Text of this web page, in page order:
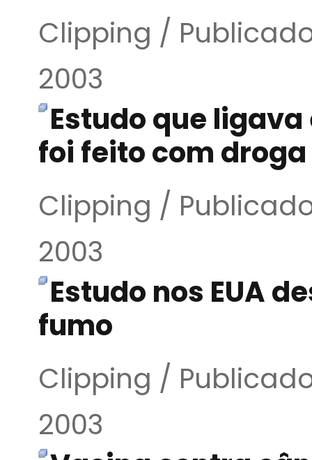
Clipping /
2003
Estudo que
foi feito com
Clipping /
2003
Estudo nos EUA
fumo
Clipping /
2003